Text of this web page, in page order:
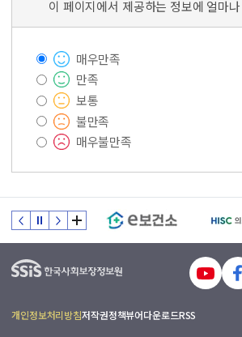
이 페이지에서 제공하는 정보에 얼마
매우만족
만족
보통
불만족
매우불만족
개인정보처리방침저작권정책뷰어다운로드RSS